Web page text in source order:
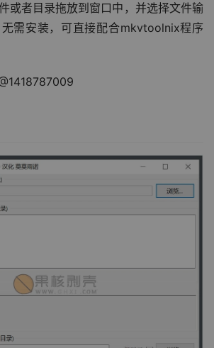
或者目录拖放到窗口中，并选择文件输
需安装，可直接配合mkvtoolnix程序